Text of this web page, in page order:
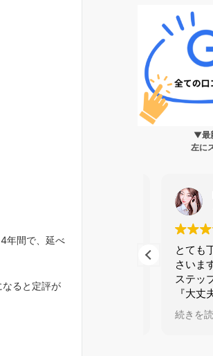
年間で、延べ
ると定評が
▼最
左に
２０代～９０代までの生
高そうな社交ダンスを身
らいたい」「ダンスで健
4
とても丁
さいます
ステップ
『大丈夫
励まして
マンツー
続きを読む